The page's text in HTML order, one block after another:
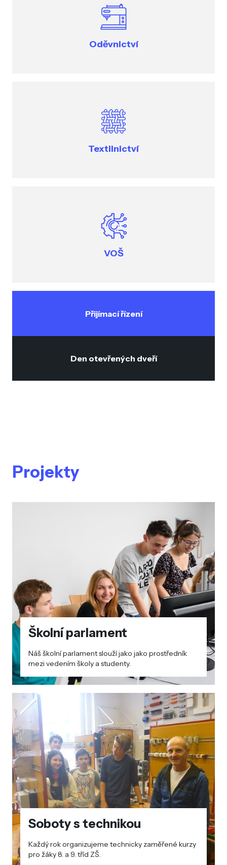
Oděvnictví
Textilnictví
VOŠ
Přijímací řízení
Den otevřených dveří
Projekty
Školní parlament
Náš školní parlament slouží jako jako prostředník
mezi vedením školy a studenty.
Soboty s technikou
Každý rok organizujeme technicky zaměřené kurzy
pro žáky 8. a 9. tříd ZŠ.